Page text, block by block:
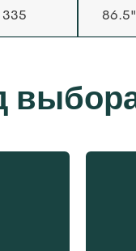
335 86.5"